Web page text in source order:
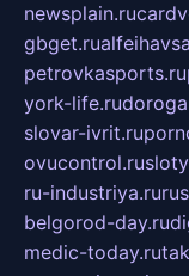
newsplain.ru
gbget.ru
petrovkasports.ru
york-life.ru
slovar-ivrit.ru
ovucontrol.ru
ru-industriya.ru
belgorod-day.ru
medic-today.ru